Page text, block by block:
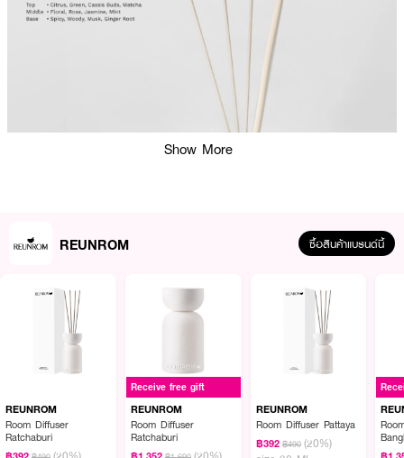
ผลลัพธ์ที่ได้ :
REUNROM Room Diffuserผลิตภัณฑ์ก้านหอมปรับอากาศที่ได้รับแรงบันดาลใจ
จากถนนทรงวาด ย่านสำคัญของไทย ซึ่งครั้งหนึ่งเคยเป็นศูนย์กลางการขนส่ง
สมุนไพรไทยและเมล็ดพันธุ์พืชที่ใหญ่ที่สุดในพระนคร สัมผัสแรกจากกลิ่นซิตรัส มัทฉะ
และกลิ่นเขียวจากพืช หอมสดชื่น ผ่อนคลาย ตามด้วยกลิ่นหอมละมุนจากดอกไม้ทั้ง
กุหลาบและมะลิ ปิดท้ายด้วยกลิ่นของสมุนไพรไทยนานาชนิด ส่งกลิ่นหอมอบอวล
Show More
REUNROM ซื้อสินค้าแบรนด์นี้
REUNROM
Room Diffuser
Ratchaburi
฿392
(20%)
Receive free gift
REUNROM
Room Diffuser
Ratchaburi
฿1,352
(20%)
REUNROM
Room Diffuser Pattaya
฿392 ฿490 (20%)
฿